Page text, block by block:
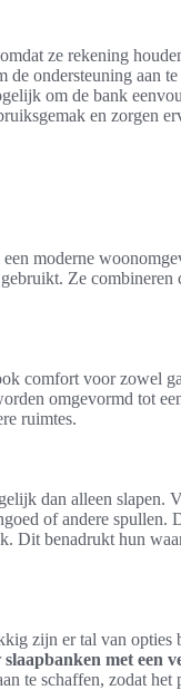
ze rekening
ondersteuning aan te
om de bank
en zorgen
moderne
Ze combineren
comfort voor zowel
omgevormd tot
ruimtes.
dan alleen slapen.
of andere spullen.
Dit benadrukt hun
zijn er tal van opties
slaapbanken met een
te schaffen, zodat het